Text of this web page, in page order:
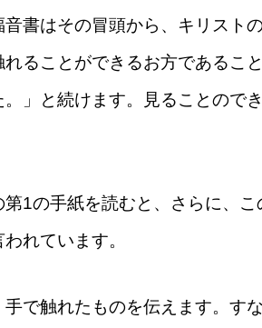
書はその冒頭から、キリスト
ることができるお方であるこ
」と続けます。見ることので
1の手紙を読むと、さらに、こ
れています。
で触れたものを伝えます。す